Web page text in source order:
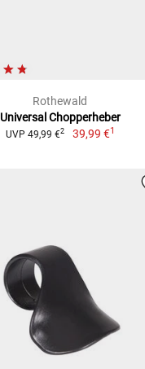
Rothewald
Universal Chopperheber
UVP 49,99 €2 39,99 €1